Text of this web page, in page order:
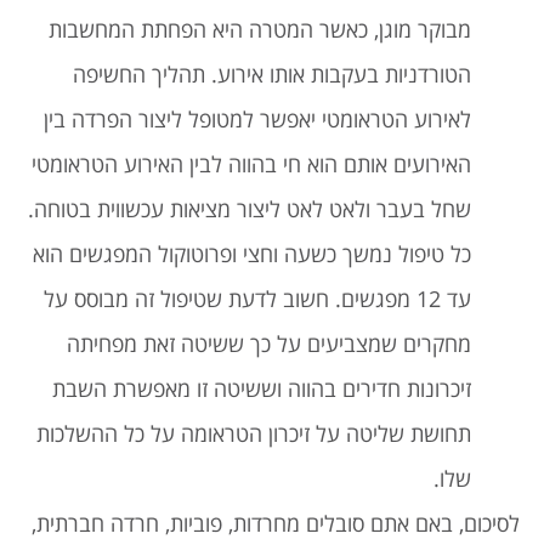
מבוקר מוגן, כאשר המטרה היא הפחתת המחשבות
הטורדניות בעקבות אותו אירוע. תהליך החשיפה
לאירוע הטראומטי יאפשר למטופל ליצור הפרדה בין
האירועים אותם הוא חי בהווה לבין האירוע הטראומטי
שחל בעבר ולאט לאט ליצור מציאות עכשווית בטוחה.
כל טיפול נמשך כשעה וחצי ופרוטוקול המפגשים הוא
עד 12 מפגשים. חשוב לדעת שטיפול זה מבוסס על
מחקרים שמצביעים על כך ששיטה זאת מפחיתה
זיכרונות חדירים בהווה וששיטה זו מאפשרת השבת
תחושת שליטה על זיכרון הטראומה על כל ההשלכות
שלו.
לסיכום, באם אתם סובלים מחרדות, פוביות, חרדה חברתית,